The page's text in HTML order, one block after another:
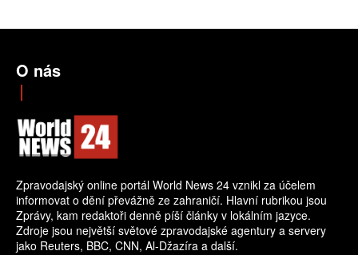
O nás
Zpravodajský online portál World News 24 vznikl za účelem
informovat o dění převážně ze zahraničí. Hlavní rubrikou jsou
Zprávy, kam redaktoři denně píší články v lokálním jazyce.
Zdroje jsou největší světové zpravodajské agentury a servery
jako Reuters, BBC, CNN, Al-Džazíra a další.